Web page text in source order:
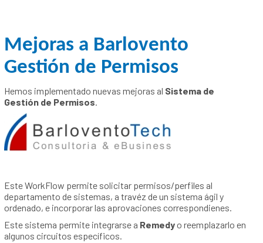
Mejoras a Barlovento
Gestión de Permisos
Hemos implementado nuevas mejoras al Sistema de
Gestión de Permisos.
Este WorkFlow permite solicitar permisos/perfiles al
departamento de sistemas, a travéz de un sistema ágil y
ordenado, e incorporar las aprovaciones correspondienes.
Este sistema permite integrarse a Remedy o reemplazarlo en
algunos circuitos específicos.